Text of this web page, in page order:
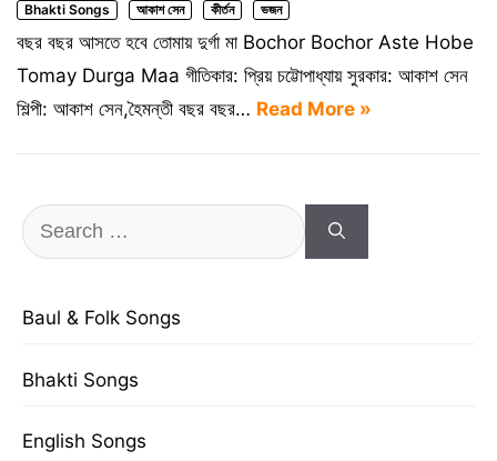
Bhakti Songs আকাশ সেন কীর্তন ভজন
বছর বছর আসতে হবে তোমায় দুর্গা মা Bochor Bochor Aste Hobe
Tomay Durga Maa গীতিকার: প্রিয় চট্টোপাধ্যায় সুরকার: আকাশ সেন
শিল্পী: আকাশ সেন,হৈমন্তী বছর বছর… Read More »
Search
for:
Baul & Folk Songs
Bhakti Songs
English Songs